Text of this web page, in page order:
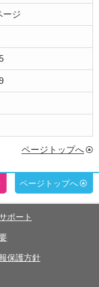
ージ
ページトップへ
ページトップへ
ポート
保護方針